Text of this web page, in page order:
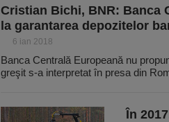
Cristian Bichi, BNR: Banca
la garantarea depozitelor
6 ian 2018
Banca Centrală Europeană nu
greşit s-a interpretat în presa din
În